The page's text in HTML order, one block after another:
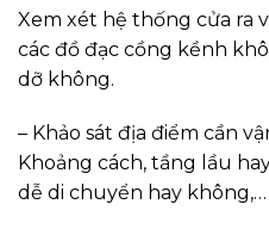
Xem xét hệ thống cửa ra
các đồ đạc cồng kềnh
dỡ không.
– Khảo sát địa điểm cần
Khoảng cách, tầng lầu
dễ di chuyển hay không,…